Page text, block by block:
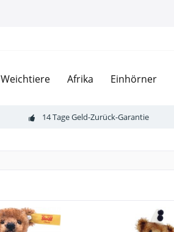
Weichtiere Afrika Einhörner
14 Tage Geld-Zurück-Garantie